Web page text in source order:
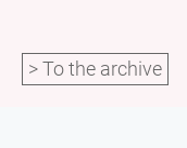
> To the archive